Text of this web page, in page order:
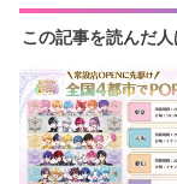
この記事を読んだ人